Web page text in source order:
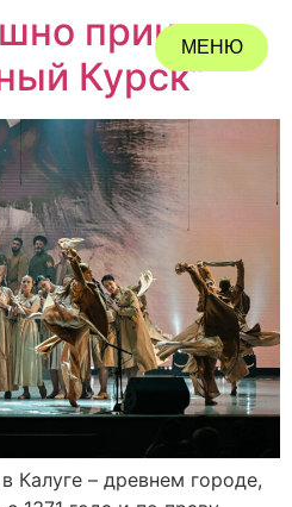
МЕНЮ
ЗАКРЫТЬ
приняла
Курск”
Калуге – древнем городе,